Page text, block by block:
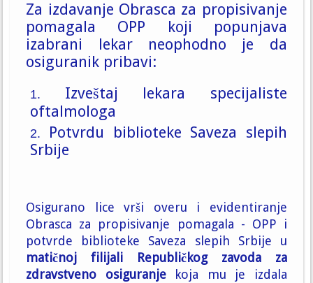
Za izdavanje Obrasca za propisivanje
pomagala OPP koji popunjava
izabrani lekar neophodno je da
osiguranik pribavi:
Izveštaj lekara specijaliste
oftalmologa
Potvrdu biblioteke Saveza slepih
Srbije
Osigurano lice vrši overu i evidentiranje
Obrasca za propisivanje pomagala - OPP i
potvrde biblioteke Saveza slepih Srbije u
matičnoj filijali Republičkog zavoda za
zdravstveno osiguranjekoja mu je izdala